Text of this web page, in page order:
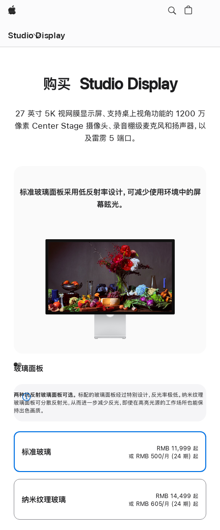
Apple
Studio Display
购买 Studio Display
27 英寸 5K 视网膜显示屏、支持桌上视角功能的 1200 万
像素 Center Stage 摄像头、录音棚级麦克风和扬声器，以
及雷雳 5 端口。
标准玻璃面板采用低反射率设计，可减少使用环境中的屏
幕眩光。
玻璃面板
两种抗反射玻璃面板可选。 标配的玻璃面板经过特别设计，反光率极低。纳米纹理
玻璃面板可分散反射光，从而进一步减少反光，即使在高亮光源的工作场所也能保
持出色画质。
展
开
标准玻璃 RMB 11,999 起
或 RMB 500/月 (24 期) 起
纳米纹理玻璃 RMB 14,499 起
或 RMB 605/月 (24 期) 起